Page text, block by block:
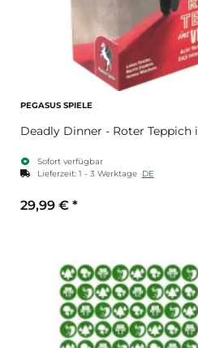
PEGASUS SPIELE
Deadly Dinner - Roter Teppich
Sofort verfügbar
Lieferzeit: 1 - 3 Werktage DE
29,99 € *